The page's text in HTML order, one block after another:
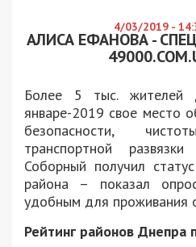
4/03/2019 -
АЛИСА ЕФАНОВА -
Более 5 тыс. жителей
январе-2019 свое место
безопасности,
транспортной
Соборный получил
района – показал
удобным для проживания
Рейтинг районов Днепра